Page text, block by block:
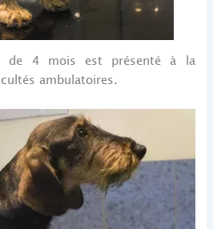
de 4 mois est présenté à la
ambulatoires.